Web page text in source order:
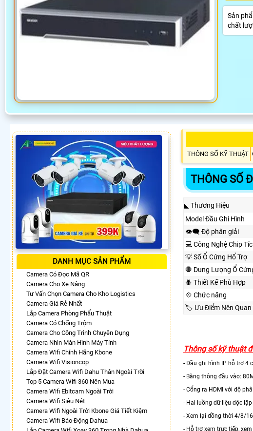
Sản
chất
DANH MỤC SẢN PHẨM
Camera Có Đọc Mã QR
Camera Cho Xe Nâng
Tư Vấn Chọn Camera Cho Kho Logistics
Camera Giá Rẻ Nhất
Lắp Camera Phòng Phẩu Thuật
Camera Có Chống Trộm
Camera Cho Công Trình Chuyên Dụng
Camera Nhìn Màn Hình Máy Tính
Camera Wifi Chính Hãng Kbone
Camera Wifi Visioncop
Lắp Đặt Camera Wifi Dahu Thân Ngoài Trời
Top 5 Camera Wifi 360 Nên Mua
Camera Wifi Ebitcam Ngoài Trời
Camera Wifi Siêu Nét
Camera Wifi Ngoài Trời Kbone Giá Tiết Kiệm
Camera Wifi Báo Động Dahua
THÔNG SỐ KỸ THUẬT
THÔNG SỐ
◣ Thương Hiệu
Model Đầu Ghi Hình
👁️‍🗨 Độ phân giải
💻 Công Nghệ Chip
💡 Số Ổ Cứng Hổ Trợ
🛑 Dung Lượng Ổ
🐜 Thiết Kế Phù Hợp
💠 Chức năng
🏷 Ưu Điểm Nên Quan
Thông số kỹ thuật
- Đầu ghi hình IP hỗ trợ 4
- Băng thông đầu vào:
- Cổng ra HDMI với độ
- Hai luồng dữ liệu độc
- Xem lại đồng thời 4/8/
- Hỗ trợ xem trực tiếp,